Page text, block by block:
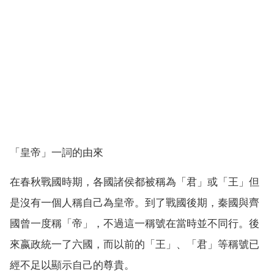
「皇帝」一詞的由來
在春秋戰國時期，各國諸侯都被稱為「君」或「王」但
是沒有一個人稱自己為皇帝。到了戰國後期，秦國與齊
國曾一度稱「帝」，不過這一稱號在當時並不同行。後
來嬴政統一了六國，而以前的「王」、「君」等稱號已
經不足以顯示自己的尊貴。